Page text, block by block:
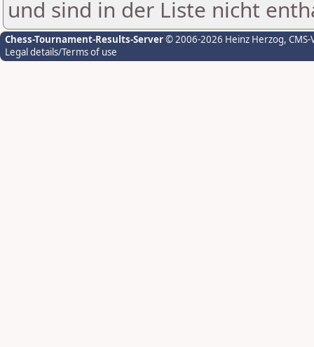
und sind in der Liste nicht
Chess-Tournament-Results-Server© 2006-2026 Heinz Herzog,
Legal details/Terms of use